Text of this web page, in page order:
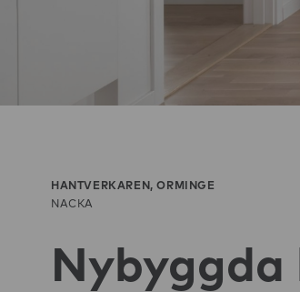
HANTVERKAREN, ORMINGE
NACKA